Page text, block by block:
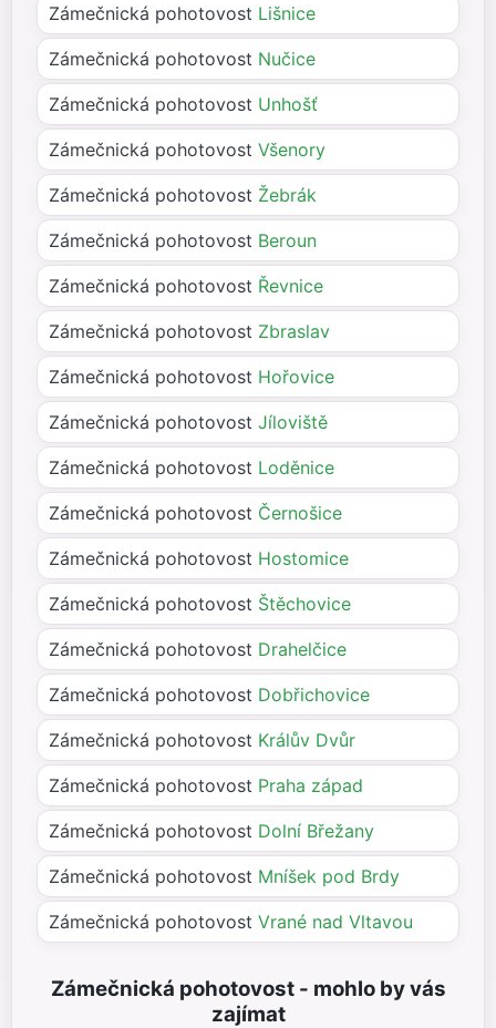
Zámečnická pohotovost Lišnice
Zámečnická pohotovost Nučice
Zámečnická pohotovost Unhošť
Zámečnická pohotovost Všenory
Zámečnická pohotovost Žebrák
Zámečnická pohotovost Beroun
Zámečnická pohotovost Řevnice
Zámečnická pohotovost Zbraslav
Zámečnická pohotovost Hořovice
Zámečnická pohotovost Jíloviště
Zámečnická pohotovost Loděnice
Zámečnická pohotovost Černošice
Zámečnická pohotovost Hostomice
Zámečnická pohotovost Štěchovice
Zámečnická pohotovost Drahelčice
Zámečnická pohotovost Dobřichovice
Zámečnická pohotovost Králův Dvůr
Zámečnická pohotovost Praha západ
Zámečnická pohotovost Dolní Břežany
Zámečnická pohotovost Mníšek pod Brdy
Zámečnická pohotovost Vrané nad Vltavou
Zámečnická pohotovost - mohlo by vás
zajímat